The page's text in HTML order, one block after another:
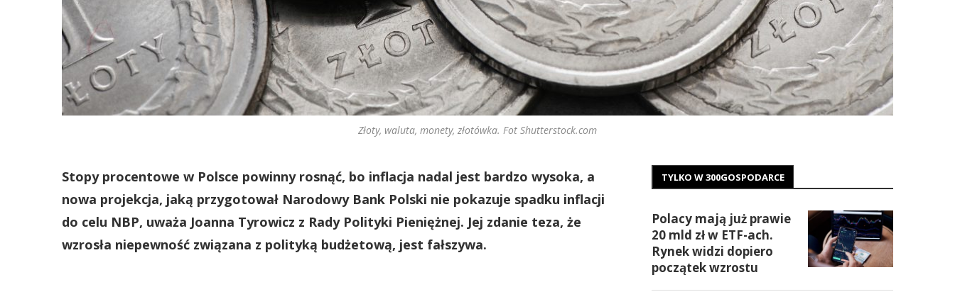
Złoty, waluta, monety, złotówka. Fot Shutterstock.com
Stopy procentowe w Polsce powinny rosnąć, bo inflacja nadal jest bardzo wysoka, a
nowa projekcja, jaką przygotował Narodowy Bank Polski nie pokazuje spadku inflacji
do celu NBP, uważa Joanna Tyrowicz z Rady Polityki Pieniężnej. Jej zdanie teza, że
wzrosła niepewność związana z polityką budżetową, jest fałszywa.
TYLKO W 300GOSPODARCE
Polacy mają już prawie
20 mld zł w ETF-ach.
Rynek widzi dopiero
początek wzrostu